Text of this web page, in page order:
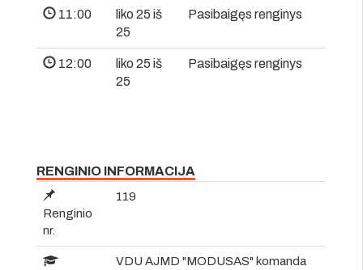
11:00
liko 25 iš
25
Pasibaigęs renginys
12:00
liko 25 iš
25
Pasibaigęs renginys
RENGINIO INFORMACIJA
Renginio
nr.
119
VDU AJMD "MODUSAS" komanda